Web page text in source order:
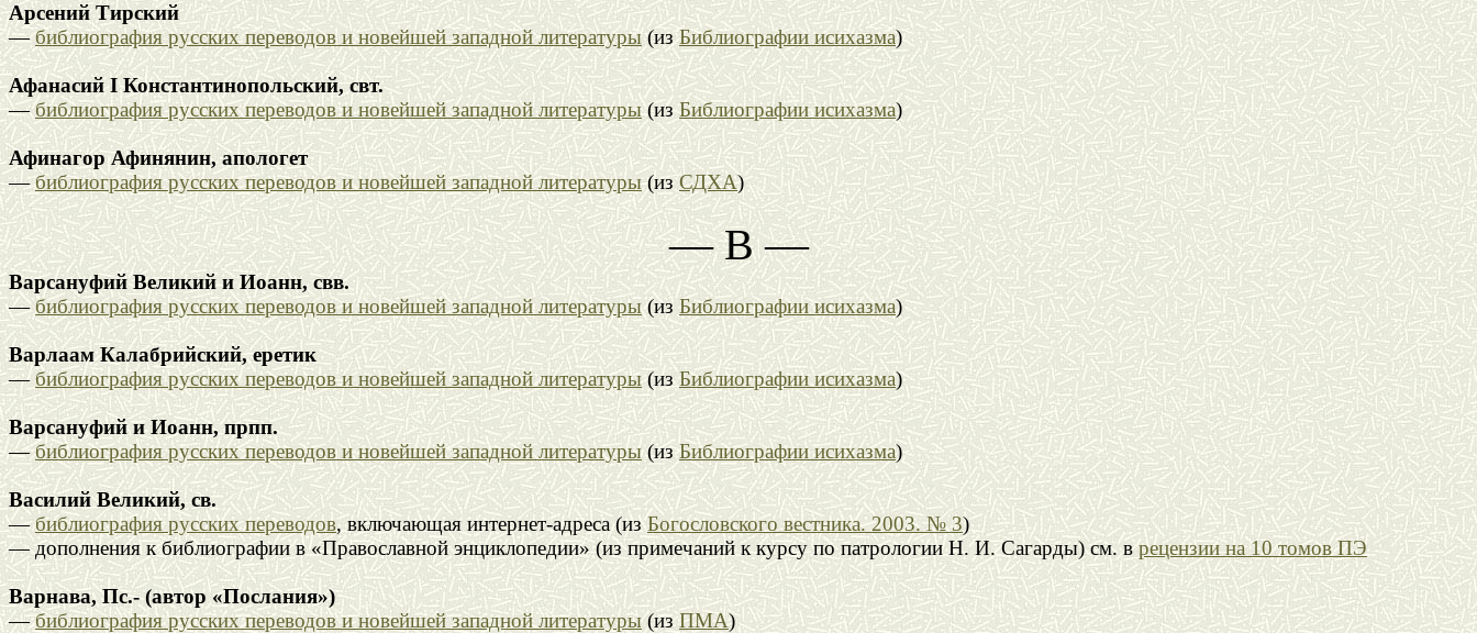
Арсений Тирский
—библиография русских переводов и новейшей западной литературы(изБиблиографии исихазма)
Афанасий I Константинопольский, свт.
—библиография русских переводов и новейшей западной литературы(изБиблиографии исихазма)
Афинагор Афинянин, апологет
—библиография русских переводов и новейшей западной литературы(изСДХА)
— В —
Варсануфий Великий и Иоанн, свв.
—библиография русских переводов и новейшей западной литературы(из Библиографии исихазма)
Варлаам Калабрийский, еретик
—библиография русских переводов и новейшей западной литературы(изБиблиографии исихазма)
Варсануфий и Иоанн, прпп.
—библиография русских переводов и новейшей западной литературы(изБиблиографии исихазма)
Василий Великий, св.
—библиография русских переводов, включающая интернет-адреса (изБогословского вестника. 2003. № 3)
— дополнения к библиографии в «Православной энциклопедии» (из примечаний к курсу по патрологии Н. И. Сагарды) см. врецензии на 10 томов ПЭ
Варнава, Пс.- (автор «Послания»)
—библиография русских переводов и новейшей западной литературы(изПМА)